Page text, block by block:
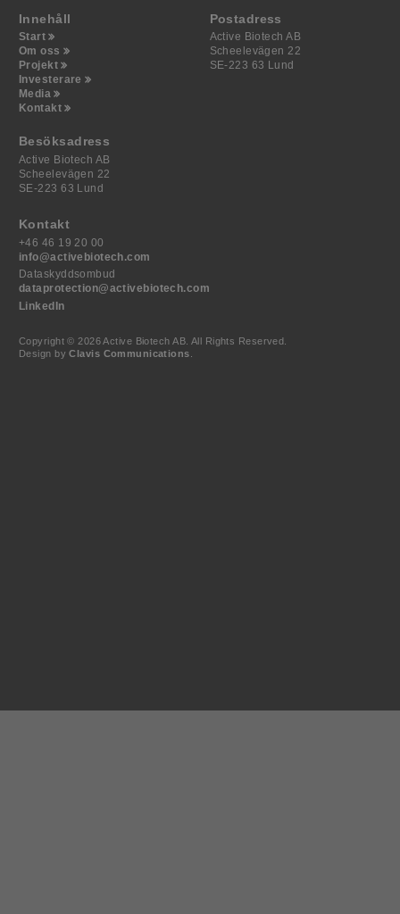
Innehåll
Start
Om oss
Projekt
Investerare
Media
Kontakt
Postadress
Active Biotech AB
Scheelevägen 22
SE-223 63 Lund
Besöksadress
Active Biotech AB
Scheelevägen 22
SE-223 63 Lund
Kontakt
+46 46 19 20 00
info@activebiotech.com
Dataskyddsombud
dataprotection@activebiotech.com
LinkedIn
Copyright © 2026 Active Biotech AB. All Rights Reserved.
Design byClavis Communications